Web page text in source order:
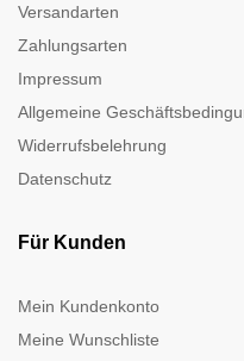
Versandarten
Zahlungsarten
Impressum
Allgemeine
Widerrufsbelehrung
Datenschutz
Für Kunden
Mein Kundenkonto
Meine Wunschliste